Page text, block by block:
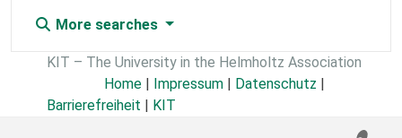
More searches
KIT – The University in the Helmholtz Association
Home | Impressum | Datenschutz |
Barrierefreiheit | KIT